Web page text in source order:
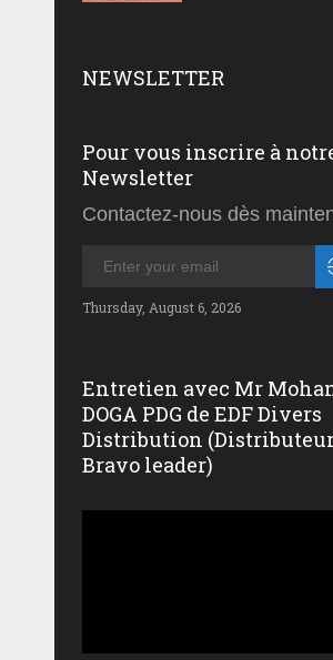
NEWSLETTER
Pour vous inscrire à
Newsletter
Contactez-nous dès
Thursday, August 6, 2026
Entretien avec Mr
DOGA PDG de EDF Divers
Distribution
Bravo leader)